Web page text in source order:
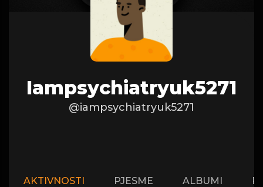
Iampsychiatryuk5271
@iampsychiatryuk5271
AKTIVNOSTI PJESME ALBUMI